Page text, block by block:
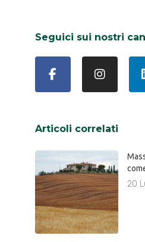
Seguici sui nostri
Articoli correlati
20